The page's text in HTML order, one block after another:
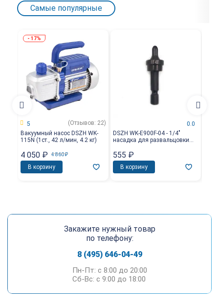
Самые популярные
17%
Вакуумный насос DSZH WK-
115N (1ст., 42 л/мин, 4.2 кг)
(Отзывов: 22)
5
4 860₽
4 050 ₽
В корзину
DSZH WK-E900F-04 - 1/4"
насадка для развальцовки
0.0
555 ₽
В корзину
Закажите нужный товар
по телефону:
8 (495) 646-04-49
Пн-Пт: c 8:00 до 20:00
Сб-Вс: c 9:00 до 18:00